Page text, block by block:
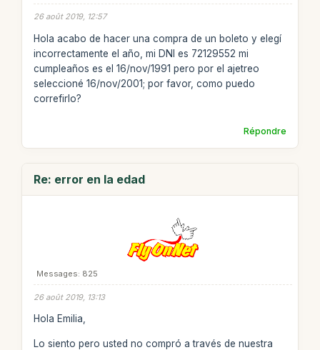
26 août 2019, 12:57
Hola acabo de hacer una compra de un boleto y elegí
incorrectamente el año, mi DNI es 72129552 mi
cumpleaños es el 16/nov/1991 pero por el ajetreo
seleccioné 16/nov/2001; por favor, como puedo
correfirlo?
Répondre
Re: error en la edad
Messages: 825
26 août 2019, 13:13
Hola Emilia,
Lo siento pero usted no compró a través de nuestra